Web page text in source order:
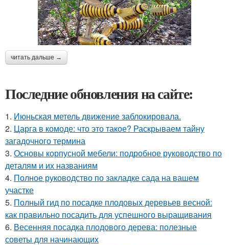
читать дальше →
Последние обновления на сайте:
1. Июньская метель движение заблокировала.
2. Царга в комоде: что это такое? Раскрываем тайну
загадочного термина
3. Основы корпусной мебели: подробное руководство по
деталям и их названиям
4. Полное руководство по закладке сада на вашем
участке
5. Полный гид по посадке плодовых деревьев весной:
как правильно посадить для успешного выращивания
6. Весенняя посадка плодового дерева: полезные
советы для начинающих